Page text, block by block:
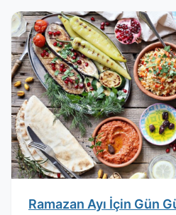
Ramazan Ayı İçin Gün